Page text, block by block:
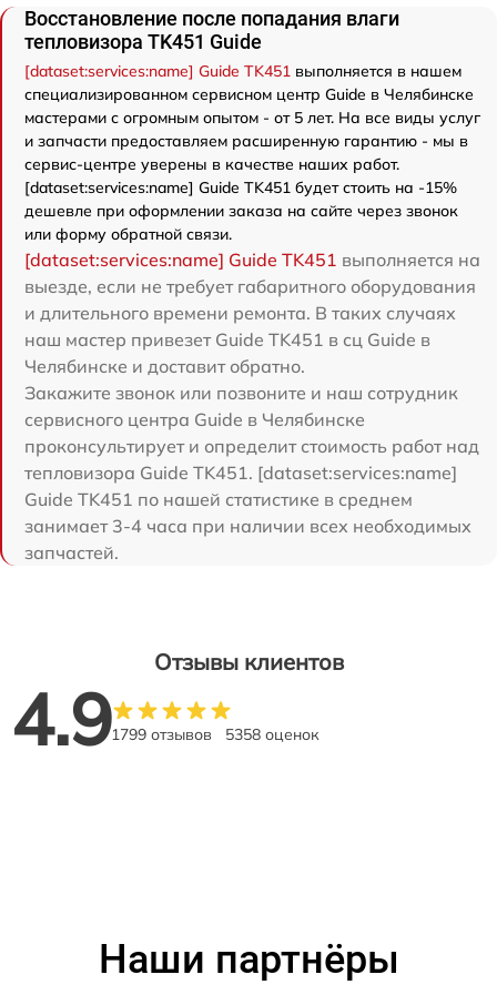
Восстановление после попадания влаги
тепловизора TK451 Guide
[dataset:services:name] Guide TK451 выполняется в нашем
специализированном сервисном центр Guide в Челябинске
мастерами с огромным опытом - от 5 лет. На все виды услуг
и запчасти предоставляем расширенную гарантию - мы в
сервис-центре уверены в качестве наших работ.
[dataset:services:name] Guide TK451 будет стоить на -15%
дешевле при оформлении заказа на сайте через звонок
или форму обратной связи.
[dataset:services:name] Guide TK451 выполняется на
выезде, если не требует габаритного оборудования
и длительного времени ремонта. В таких случаях
наш мастер привезет Guide TK451 в сц Guide в
Челябинске и доставит обратно.
Закажите звонок или позвоните и наш сотрудник
сервисного центра Guide в Челябинске
проконсультирует и определит стоимость работ над
тепловизора Guide TK451. [dataset:services:name]
Guide TK451 по нашей статистике в среднем
занимает 3-4 часа при наличии всех необходимых
запчастей.
Отзывы клиентов
4.91799 отзывов 5358 оценок
Наши партнёры